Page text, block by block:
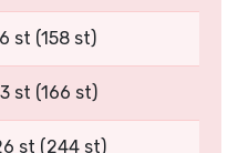
st (158 st)
st (166 st)
st (244 st)